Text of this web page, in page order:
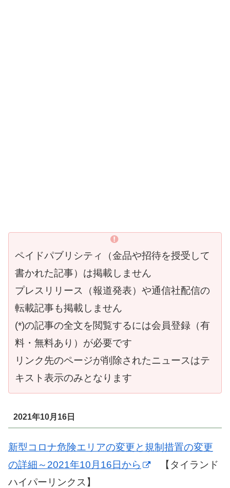
ペイドパブリシティ（金品や招待を授受して
書かれた記事）は掲載しません
プレスリリース（報道発表）や通信社配信の
転載記事も掲載しません
(*)の記事の全文を閲覧するには会員登録（有
料・無料あり）が必要です
リンク先のページが削除されたニュースはテ
キスト表示のみとなります
2021年10月16日
新型コロナ危険エリアの変更と規制措置の変更
の詳細～2021年10月16日から
【タイランド
ハイパーリンクス】